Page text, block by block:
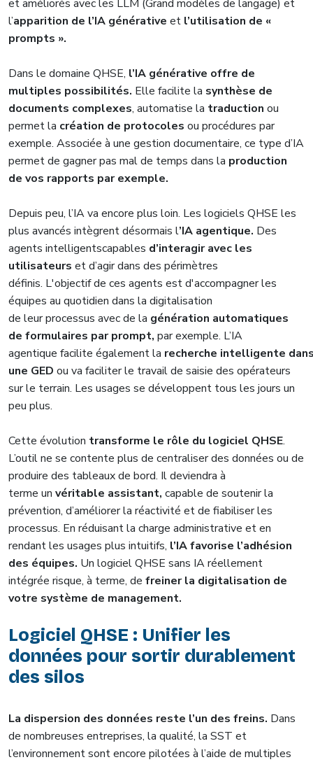
et améliorés avec les LLM (Grand modèles de langage) et
l’apparition de l’IA générative et l’utilisation de «
prompts ».
Dans le domaine QHSE, l’IA générative offre de
multiples possibilités. Elle facilite la synthèse de
documents complexes, automatise la traduction ou
permet la création de protocoles ou procédures par
exemple. Associée à une gestion documentaire, ce type d’IA
permet de gagner pas mal de temps dans la production
de vos rapports par exemple.
Depuis peu, l’IA va encore plus loin. Les logiciels QHSE les
plus avancés intègrent désormais l’IA agentique. Des
agents intelligentscapables d’interagir avec les
utilisateurs et d’agir dans des périmètres
définis. L'objectif de ces agents est d'accompagner les
équipes au quotidien dans la digitalisation
de leur processus avec de la génération automatiques
de formulaires par prompt, par exemple. L’IA
agentique facilite également la recherche intelligente
une GED ou va faciliter le travail de saisie des opérateurs
sur le terrain. Les usages se développent tous les jours un
peu plus.
Cette évolution transforme le rôle du logiciel QHSE.
L’outil ne se contente plus de centraliser des données ou de
produire des tableaux de bord. Il deviendra à
terme un véritable assistant, capable de soutenir la
prévention, d’améliorer la réactivité et de fiabiliser les
processus. En réduisant la charge administrative et en
rendant les usages plus intuitifs, l’IA favorise l’adhésion
des équipes. Un logiciel QHSE sans IA réellement
intégrée risque, à terme, de freiner la digitalisation de
votre système de management.
Logiciel QHSE : Unifier les
données pour sortir durablement
des silos
La dispersion des données reste l’un des freins. Dans
de nombreuses entreprises, la qualité, la SST et
l’environnement sont encore pilotées à l’aide de multiples